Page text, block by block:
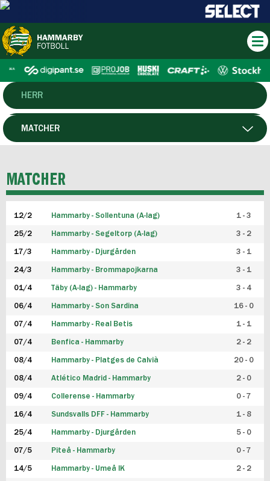
HERR
DAM
P19
F19
FUTSAL HERR
FUTSAL DAM
MATCHER
MATCHER
12/2 Hammarby - Sollentuna (A-lag) 1 - 3
25/2 Hammarby - Segeltorp (A-lag) 3 - 2
17/3 Hammarby - Djurgården 3 - 1
24/3 Hammarby - Brommapojkarna 3 - 1
01/4 Täby (A-lag) - Hammarby 3 - 4
06/4 Hammarby - Son Sardina 16 - 0
07/4 Hammarby - Real Betis 1 - 1
07/4 Benfica - Hammarby 2 - 2
08/4 Hammarby - Platges de Calvià 20 - 0
08/4 Atlético Madrid - Hammarby 2 - 0
09/4 Collerense - Hammarby 0 - 7
16/4 Sundsvalls DFF - Hammarby 1 - 8
25/4 Hammarby - Djurgården 5 - 0
07/5 Piteå - Hammarby 0 - 7
14/5 Hammarby - Umeå IK 2 - 2